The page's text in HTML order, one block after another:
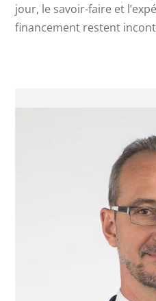
jour, le savoir-faire et
financement restent